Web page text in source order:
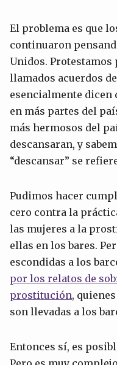
El problema es que
continuaron
Unidos. Protestamos
llamados acuerdos
esencialmente dicen
en más partes del
más hermosos del
descansaran, y
“descansar” se
Pudimos hacer
cero contra la
las mujeres a la
ellas en los bares.
escondidas a los
por los relatos de
prostitución,
son llevadas a los
Entonces sí, es